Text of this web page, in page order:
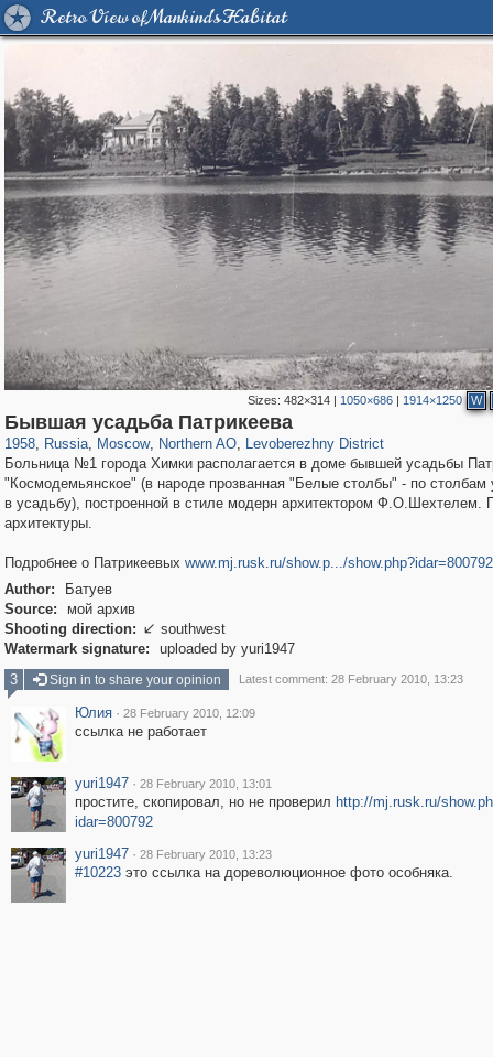
Retro View of Mankind's Habitat
Sizes:482×314 | 1050×686 | 1914×1250 W
Бывшая усадьба Патрикеева
1958, Russia
1,407,131 29,248
, Moscow
319,878 8,286
, Northern AO
22,544 598
, Levoberezhny District
1,905
Больница №1 города Химки располагается в доме бывшей усадьбы
"Космодемьянское" (в народе прозванная "Белые столбы" - по столбам
в усадьбу), построенной в стиле модерн архитектором Ф.О.Шехтелем.
архитектуры.
Подробнее о Патрикеевых www.mj.rusk.ru/show.p.../show.php?idar=800792
Author:
Батуев
Source:
мой архив
Shooting direction:  southwest
Watermark signature:
uploaded by yuri1947
3
Sign in to share your opinion Latest comment: 28 February 2010, 13:23
Юлия · 28 February 2010, 12:09
ссылка не работает
yuri1947 · 28 February 2010, 13:01
простите, скопировал, но не проверил http://mj.rusk.ru/
idar=800792
yuri1947 · 28 February 2010, 13:23
#10223это ссылка на дореволюционное фото особняка.